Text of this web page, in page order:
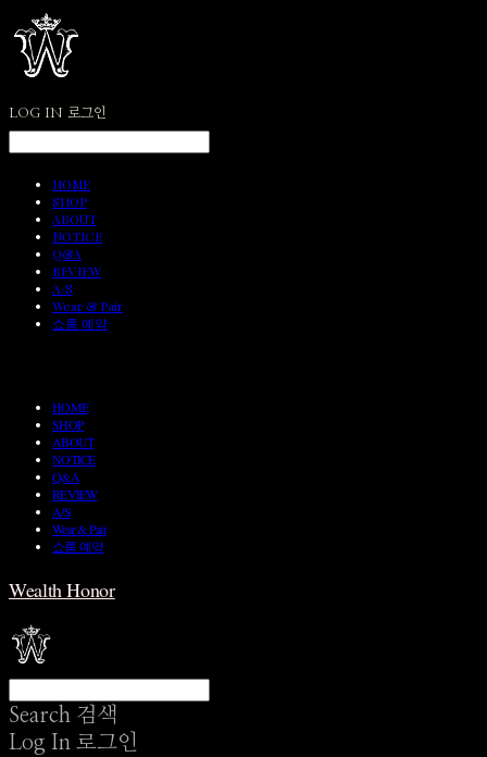
LOG IN 로그인
HOME
SHOP
ABOUT
NOTICE
Q&A
REVIEW
A/S
Wear & Pair
쇼룸 예약
HOME
SHOP
ABOUT
NOTICE
Q&A
REVIEW
A/S
Wear & Pair
쇼룸 예약
Wealth Honor
Search 검색
Log In 로그인